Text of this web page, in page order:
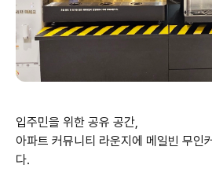
입주민을 위한 공유 공간,
아파트 커뮤니티 라운지에 메일빈 무인
다.